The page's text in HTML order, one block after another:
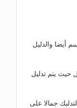
أيضا والدليل
حيث يتم تدليل
جمالا على